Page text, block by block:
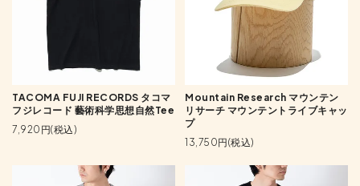
TACOMA FUJI RECORDS タコマ
フジレコード 藝術科学思想自然Tee
7,920円(税込)
Mountain Research マウンテン
リサーチ マウンテントライブキャッ
プ
13,750円(税込)